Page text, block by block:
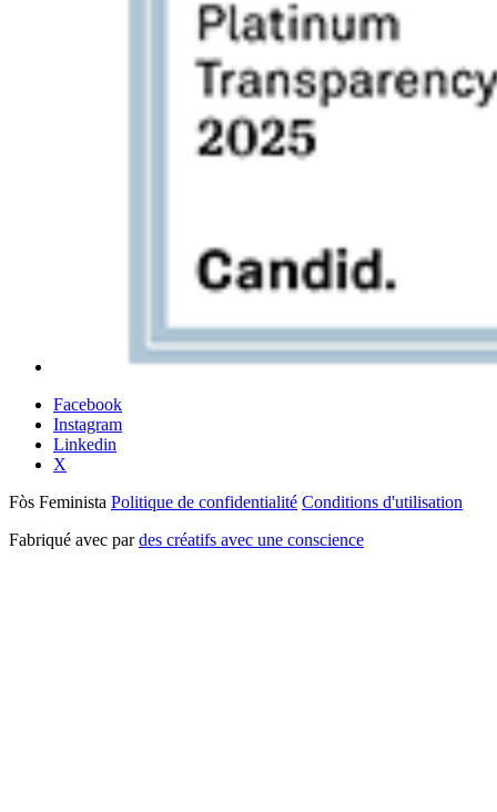
Facebook
Instagram
Linkedin
X
Fòs Feminista Politique de confidentialité Conditions d'utilisation
Fabriqué avec pardes créatifs avec une conscience